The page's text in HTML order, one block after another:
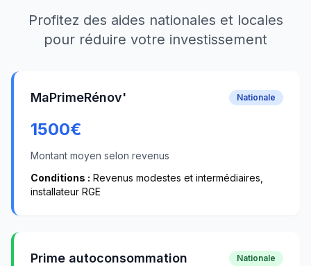
Profitez des aides nationales et locales
pour réduire votre investissement
MaPrimeRénov' Nationale
1500€
Montant moyen selon revenus
Conditions : Revenus modestes et intermédiaires,
installateur RGE
Prime autoconsommation Nationale